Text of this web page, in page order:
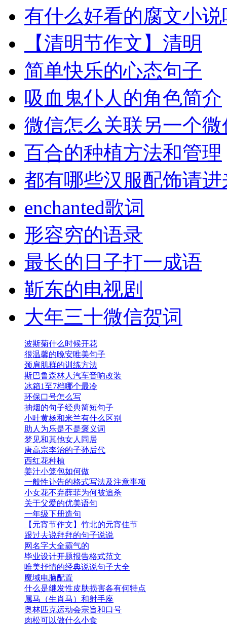
有什么好看的腐文小说
【清明节作文】清明
简单快乐的心态句子
吸血鬼仆人的角色简介
微信怎么关联另一个微
百合的种植方法和管理
都有哪些汉服配饰请
enchanted歌词
形容穷的语录
最长的日子打一成语
靳东的电视剧
大年三十微信贺词
波斯菊什么时候开花
很温馨的晚安唯美句子
颈肩肌群的训练方法
斯巴鲁森林人汽车音响改装
冰箱1至7档哪个最冷
环保口号怎么写
抽烟的句子经典简短句子
小叶黄杨和米兰有什么区别
助人为乐是不是褒义词
梦见和其他女人同居
唐高宗李治的子孙后代
西红花种植
姜汁小笼包如何做
一般性讣告的格式写法及注意事项
小女花不弃薛菲为何被追杀
关于父爱的优美语句
一年级下册造句
【元宵节作文】竹北的元宵佳节
跟过去说拜拜的句子说说
网名字大全霸气的
毕业设计开题报告格式范文
唯美抒情的经典说说句子大全
魔域电脑配置
什么是继发性皮肤损害各有何特点
属马（生肖马）和射手座
奥林匹克运动会宗旨和口号
肉松可以做什么小食